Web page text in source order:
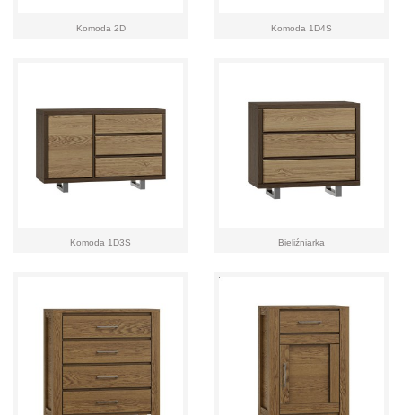
Komoda 2D Komoda 1D4S
Komoda 1D3S Bieliźniarka